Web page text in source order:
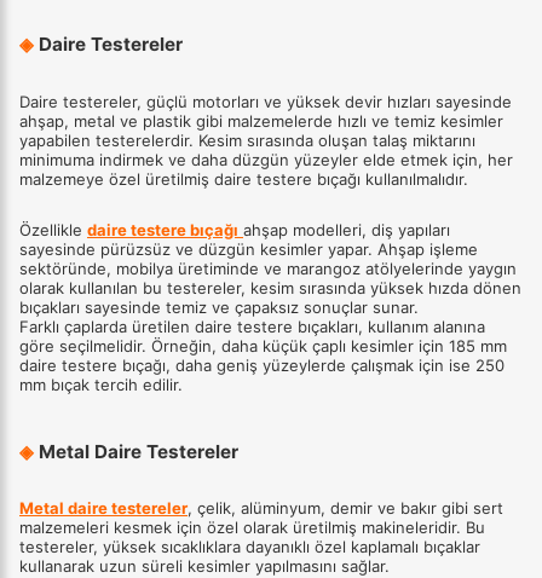
◈ Daire Testereler
Daire testereler, güçlü motorları ve yüksek devir hızları sayesinde
ahşap, metal ve plastik gibi malzemelerde hızlı ve temiz kesimler
yapabilen testerelerdir. Kesim sırasında oluşan talaş miktarını
minimuma indirmek ve daha düzgün yüzeyler elde etmek için, her
malzemeye özel üretilmiş daire testere bıçağı kullanılmalıdır.
Özellikle daire testere bıçağı ahşap modelleri, diş yapıları
sayesinde pürüzsüz ve düzgün kesimler yapar. Ahşap işleme
sektöründe, mobilya üretiminde ve marangoz atölyelerinde yaygın
olarak kullanılan bu testereler, kesim sırasında yüksek hızda dönen
bıçakları sayesinde temiz ve çapaksız sonuçlar sunar.
Farklı çaplarda üretilen daire testere bıçakları, kullanım alanına
göre seçilmelidir. Örneğin, daha küçük çaplı kesimler için 185 mm
daire testere bıçağı, daha geniş yüzeylerde çalışmak için ise 250
mm bıçak tercih edilir.
◈ Metal Daire Testereler
Metal daire testereler, çelik, alüminyum, demir ve bakır gibi sert
malzemeleri kesmek için özel olarak üretilmiş makineleridir. Bu
testereler, yüksek sıcaklıklara dayanıklı özel kaplamalı bıçaklar
kullanarak uzun süreli kesimler yapılmasını sağlar.